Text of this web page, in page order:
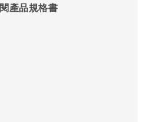
產品規格書